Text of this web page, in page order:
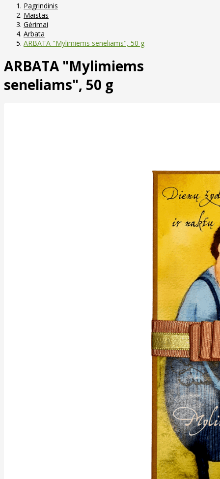
Pagrindinis
Maistas
Gėrimai
Arbata
ARBATA "Mylimiems seneliams", 50 g
ARBATA "Mylimiems
seneliams", 50 g